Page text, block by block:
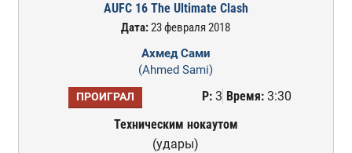
AUFC 16 The Ultimate Clash
Дата:23 февраля 2018
Ахмед Сами
(Ahmed Sami)
ПРОИГРАЛ Р:3 Время:3:30
Техническим нокаутом
(удары)